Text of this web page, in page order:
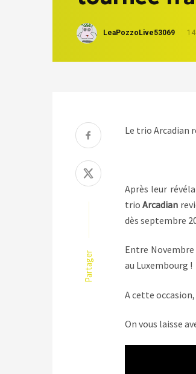
LeaPozzoLive53069
Partager
Le trio Arcadian
Après leur
trioArcadian
dès septembre
Entre
au Luxembourg !
A cette
On vous laisse